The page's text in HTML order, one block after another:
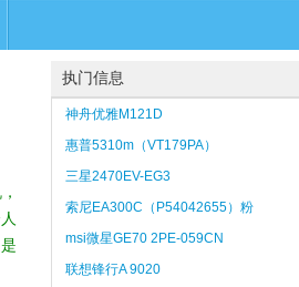
执门信息
神舟优雅M121D
惠普5310m（VT179PA）
三星2470EV-EG3
索尼EA300C（P54042655）粉
msi微星GE70 2PE-059CN
联想锋行A 9020